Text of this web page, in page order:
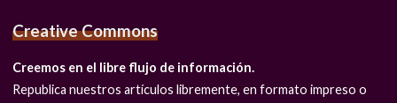
Creative Commons
Creemos en el libre flujo de información.
Republica nuestros artículos libremente, en formato impreso o